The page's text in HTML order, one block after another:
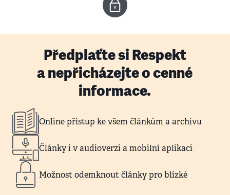
Předplaťte si Respekt
a nepřicházejte o cenné
informace.
Online přístup ke všem článkům a archivu
Články i v audioverzi a mobilní aplikaci
Možnost odemknout články pro blízké